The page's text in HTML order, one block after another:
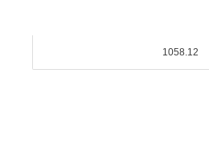
1058.12